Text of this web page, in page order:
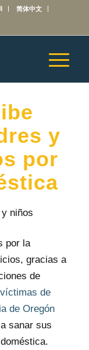
简体中文
y
por
por la
gracias a
de
de
de Oregón
sanar sus